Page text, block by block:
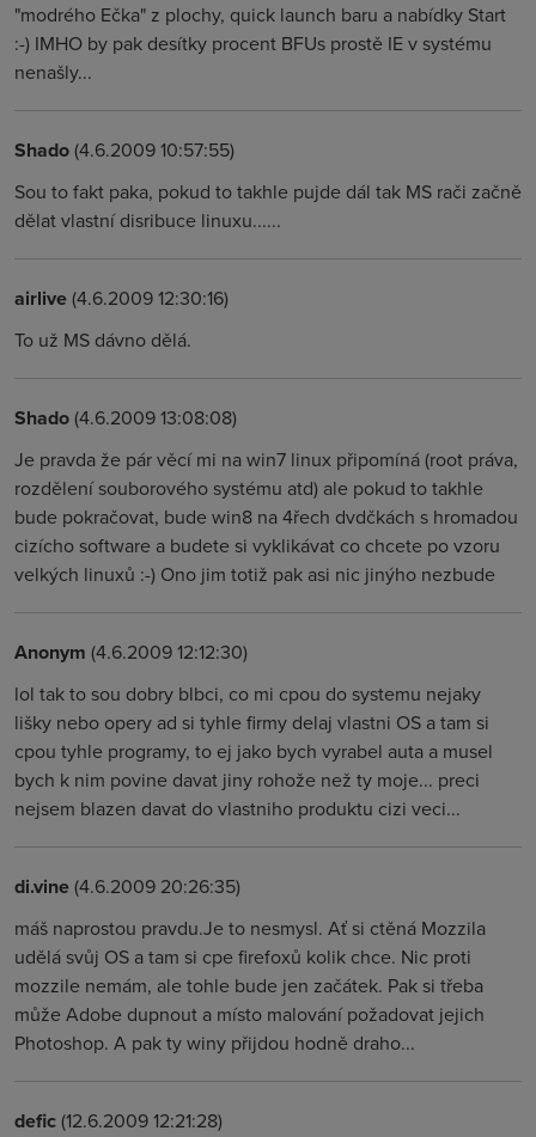
"modrého Ečka" z plochy, quick launch baru a nabídky Start
:-) IMHO by pak desítky procent BFUs prostě IE v systému
nenašly...
Shado(4.6.2009 10:57:55)
Sou to fakt paka, pokud to takhle pujde dál tak MS rači začně
dělat vlastní disribuce linuxu......
airlive(4.6.2009 12:30:16)
To už MS dávno dělá.
Shado(4.6.2009 13:08:08)
Je pravda že pár věcí mi na win7 linux připomíná (root práva,
rozdělení souborového systému atd) ale pokud to takhle
bude pokračovat, bude win8 na 4řech dvdčkách s hromadou
cizícho software a budete si vyklikávat co chcete po vzoru
velkých linuxů :-) Ono jim totiž pak asi nic jinýho nezbude
Anonym (4.6.2009 12:12:30)
lol tak to sou dobry blbci, co mi cpou do systemu nejaky
lišky nebo opery ad si tyhle firmy delaj vlastni OS a tam si
cpou tyhle programy, to ej jako bych vyrabel auta a musel
bych k nim povine davat jiny rohože než ty moje... preci
nejsem blazen davat do vlastniho produktu cizi veci...
di.vine(4.6.2009 20:26:35)
máš naprostou pravdu.Je to nesmysl. Ať si ctěná Mozzila
udělá svůj OS a tam si cpe firefoxů kolik chce. Nic proti
mozzile nemám, ale tohle bude jen začátek. Pak si třeba
může Adobe dupnout a místo malování požadovat jejich
Photoshop. A pak ty winy přijdou hodně draho...
defic(12.6.2009 12:21:28)